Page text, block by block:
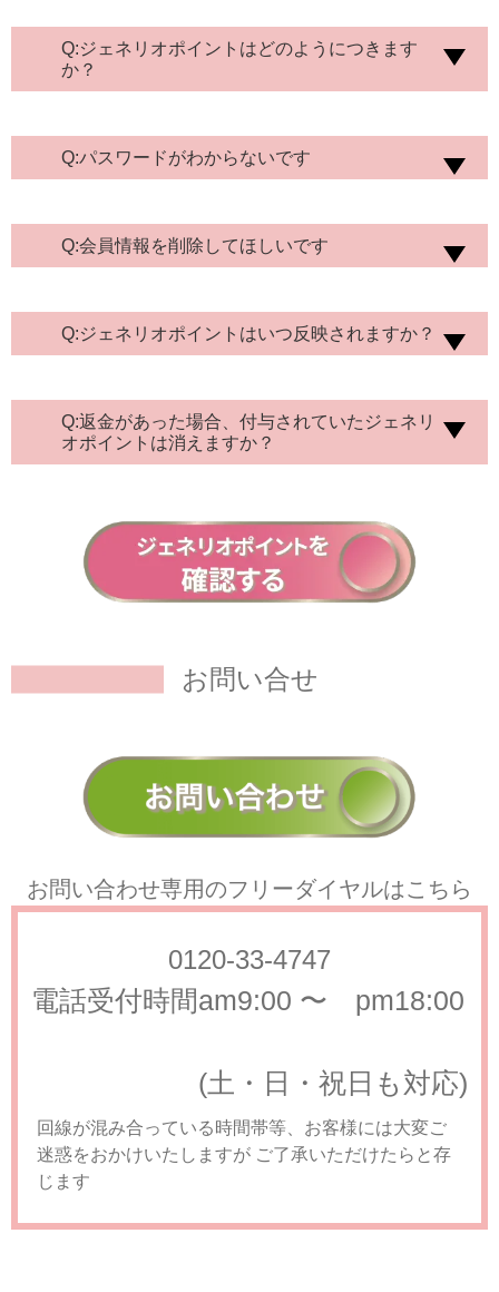
ては、当会指定のWEBサイトにて確認できます。
３．付与対象並びにポイントの付与数または付与
率は、当会が決定するものとし、会員はこれに従
うものとします。４．ポイント付与後、キャンセ
イントは返金額に相当して返還されます。
第６条（ポイントの管理）
当会は、当会所定の方法により、会員が獲得した
ント数の残高を、会員に告知します。会員は、当
該ポイント数に疑義のある場合には、直ちに弊社
す。
くは質入れし、または会員間でポイントの共有を
することはできません。 ２．一人の会員が複数の
会員登録をしている場合、会員は、それぞれの会
場合には適用されないものとします。
第８条（ポイントの取消）
当会がポイントを付与した後に、キャンセルその
他当会がポイントの付与を取り消すことが適当と
す。２．当会は、会員が次の各号のいずれかに該
当すると判断した場合、事前に会員に通知するこ
行為があった場合(2) 本規約、その他当会が定める
規約・ルール等に違反があった場合
(3) その他当会
が会員に付与されたポイントを取り消すことが適
当と判断した場合
３．当会は、前項に基づきポイ
ントを取り消した場合、当会に故意または重過失
責任を負いません。
第９条（ポイントの利用）
ントを１ポイント１円相当分として、当会の運営
検、またはジェネリオストアでのお買い物で全部
上からとし、利用単位は以下の通りとします。 (1)
診療所における利用 10ポイント単位(2) ジェネリ
オストアにおける利用 100ポイント単位
３．１回
の自費診療及び自費検査の受検、またはジェネリ
オストアでお買い物で会員が利用できるポイント
の上限は、保有ポイントとなります。
たはジェネリオストアでのお買い物をキャンセル
Q:ジェネリオポイントはどのようにつきます
か？
Q:パスワードがわからないです
Q:会員情報を削除してほしいです
Q:ジェネリオポイントはいつ反映されますか？
Q:返金があった場合、付与されていたジェネリ
オポイントは消えますか？
お問い合せ
お問い合わせ専用のフリーダイヤルはこちら
0120-33-4747
電話受付時間am9:00 〜 pm18:00
(土・日・祝日も対応)
回線が混み合っている時間帯等、お客様には大変ご
迷惑をおかけいたしますが ご了承いただけたらと存
じます